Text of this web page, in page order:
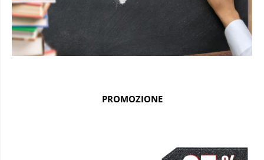
PROMOZIONE